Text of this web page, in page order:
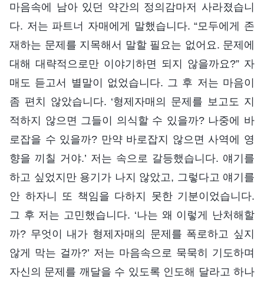
마음속에 남아 있던 약간의 정의감마저 사라졌습니
다. 저는 파트너 자매에게 말했습니다. “모두에게 존
재하는 문제를 지목해서 말할 필요는 없어요. 문제에
대해 대략적으로만 이야기하면 되지 않을까요?” 자
매도 듣고서 별말이 없었습니다. 그 후 저는 마음이
좀 편치 않았습니다. ‘형제자매의 문제를 보고도 지
적하지 않으면 그들이 의식할 수 있을까? 나중에 바
로잡을 수 있을까? 만약 바로잡지 않으면 사역에 영
향을 끼칠 거야.’ 저는 속으로 갈등했습니다. 얘기를
하고 싶었지만 용기가 나지 않았고, 그렇다고 얘기를
안 하자니 또 책임을 다하지 못한 기분이었습니다.
그 후 저는 고민했습니다. ‘나는 왜 이렇게 난처해할
까? 무엇이 내가 형제자매의 문제를 폭로하고 싶지
않게 막는 걸까?’ 저는 마음속으로 묵묵히 기도하며
자신의 문제를 깨달을 수 있도록 인도해 달라고 하나